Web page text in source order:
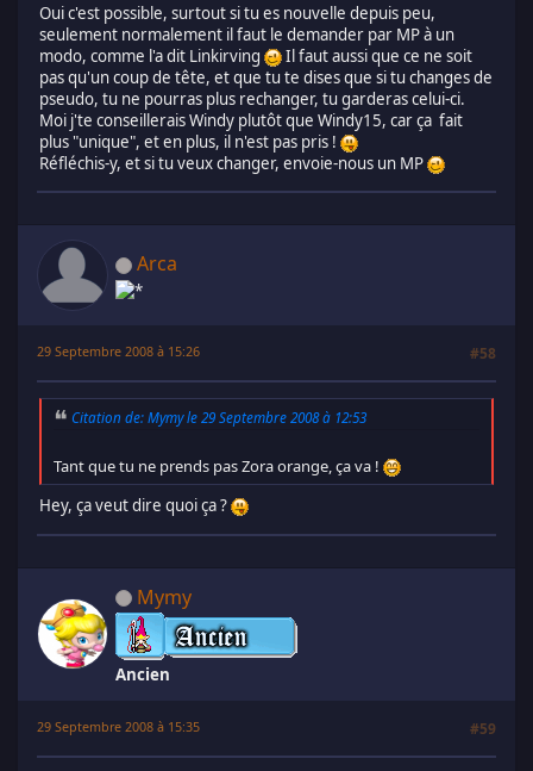
Oui c'est possible, surtout si tu es nouvelle depuis peu,
seulement normalement il faut le demander par MP à un
modo, comme l'a dit Linkirving
Il faut aussi que ce ne soit
pas qu'un coup de tête, et que tu te dises que si tu changes de
pseudo, tu ne pourras plus rechanger, tu garderas celui-ci.
Moi j'te conseillerais Windy plutôt que Windy15, car ça fait
plus "unique", et en plus, il n'est pas pris !
Réfléchis-y, et si tu veux changer, envoie-nous un MP
Arca
29 Septembre 2008 à 15:26 #58
Citation de: Mymy le 29 Septembre 2008 à 12:53
Tant que tu ne prends pas Zora orange, ça va !
Hey, ça veut dire quoi ça ?
Mymy
Ancien
29 Septembre 2008 à 15:35 #59